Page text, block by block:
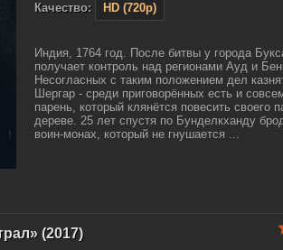
Качество:
HD (720p)
Индия, 1764 год. После битвы у города
получает контроль над регионами Ауд и
Несогласных с таким положением дел
Шергар - среди приговорённых есть и
парень, который клянётся повесить своего
дереве. 25 лет спустя по Бунделкханду
воин-монах, который не гнушается ...
(2017)